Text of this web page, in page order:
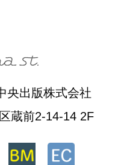
央出版株式会社
蔵前2-14-14 2F